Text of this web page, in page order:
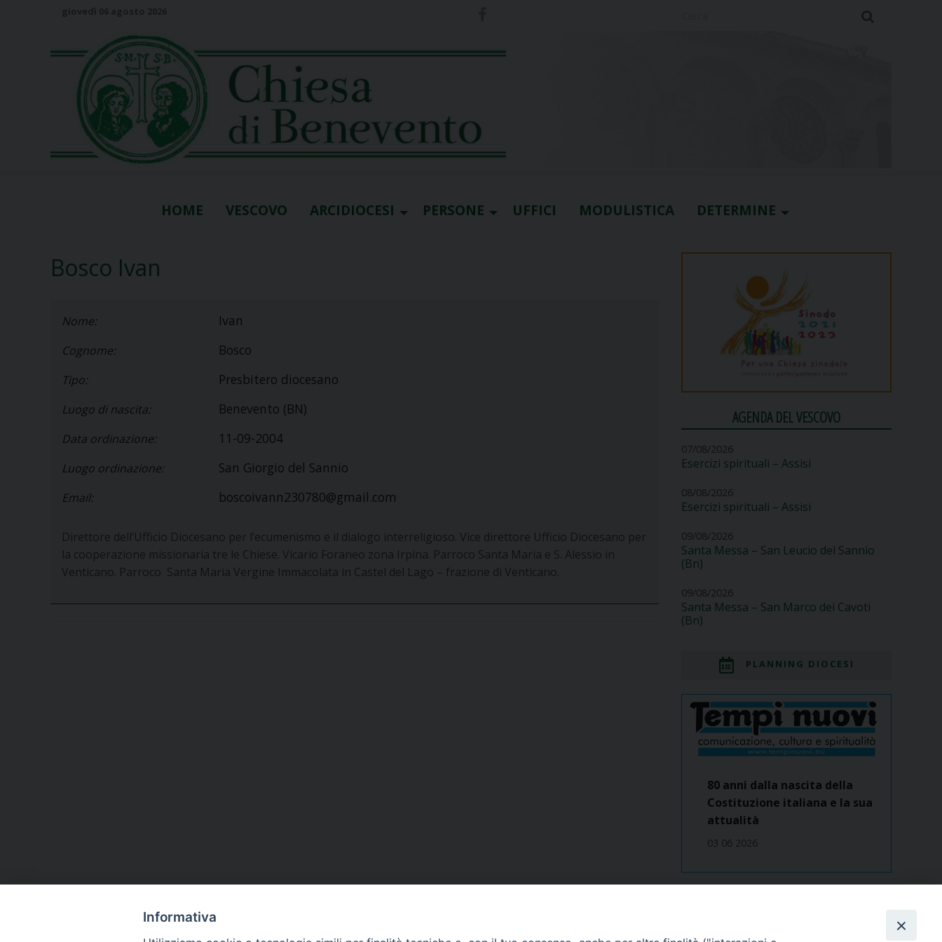
HOME VESCOVO ARCIDIOCESI PERSONE UFFICI MODULISTICA DETERMINE
Bosco Ivan
Nome: Ivan
Cognome: Bosco
Tipo: Presbitero diocesano
Luogo di nascita: Benevento (BN)
Data ordinazione: 11-09-2004
Luogo ordinazione: San Giorgio del Sannio
Email: boscoivann230780@gmail.com
Direttore dell’Ufficio Diocesano per l’ecumenismo e il dialogo interreligioso. Vice direttore Ufficio Diocesano per
la cooperazione missionaria tre le Chiese. Vicario Foraneo zona Irpina. Parroco Santa Maria e S. Alessio in
Venticano. Parroco Santa Maria Vergine Immacolata in Castel del Lago – frazione di Venticano.
AGENDA DEL VESCOVO
07/08/2026
Esercizi spirituali – Assisi
08/08/2026
Esercizi spirituali – Assisi
09/08/2026
Santa Messa – San Leucio del Sannio
(Bn)
09/08/2026
Santa Messa – San Marco dei Cavoti
(Bn)
PLANNING DIOCESI
80 anni dalla nascita della
Costituzione italiana e la sua
attualità
03 06 2026
Informativa